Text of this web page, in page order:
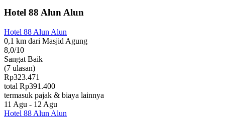
Hotel 88 Alun Alun
Hotel 88 Alun Alun
0,1 km dari Masjid Agung
8,0/10
Sangat Baik
(7 ulasan)
Rp323.471
total Rp391.400
termasuk pajak & biaya lainnya
11 Agu - 12 Agu
Hotel 88 Alun Alun